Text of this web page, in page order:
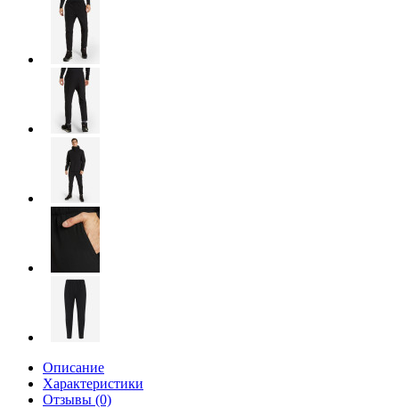
Описание
Характеристики
Отзывы (0)